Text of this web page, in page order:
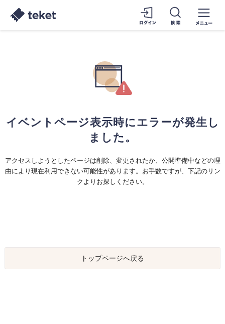
イベントページ表示時にエラーが発生し
ました。
アクセスしようとしたページは削除、変更されたか、公開準備中などの理
由により現在利用できない可能性があります。お手数ですが、下記のリン
クよりお探しください。
トップページへ戻る